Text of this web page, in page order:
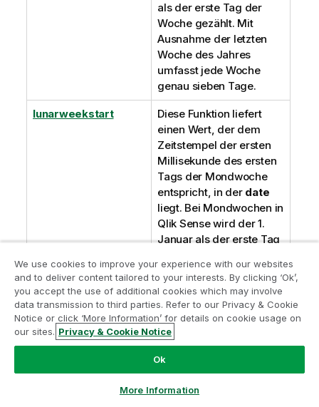
als der erste Tag der
Woche gezählt. Mit
Ausnahme der letzten
Woche des Jahres
umfasst jede Woche
genau sieben Tage.
lunarweekstart
Diese Funktion liefert
einen Wert, der dem
Zeitstempel der ersten
Millisekunde des ersten
Tags der Mondwoche
entspricht, in der date
liegt. Bei Mondwochen in
Qlik Sensewird der 1.
Januar als der erste Tag
Ausnahme der letzten
Woche des Jahres
umfasst jede Woche
genau sieben Tage.
makedate
Die Funktion liefert ein
Datum bestehend aus
der angegebenen
Jahreszahl
We use cookies to improve your experience with our websites
and to deliver content tailored to your interests. By clicking ‘Ok’,
you accept the use of additional cookies which may involve
data transmission to third parties. Refer to our Privacy & Cookie
Notice or click ‘More Information’ for details on cookie usage on
our sites. Privacy & Cookie Notice
Ok
More Information